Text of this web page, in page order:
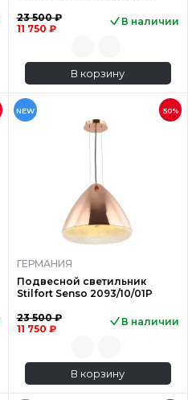
23 500 ₽
11 750 ₽
В наличии
В корзину
NEW 50%
ГЕРМАНИЯ
Подвесной светильник
Stilfort Senso 2093/10/01P
23 500 ₽
11 750 ₽
В наличии
В корзину